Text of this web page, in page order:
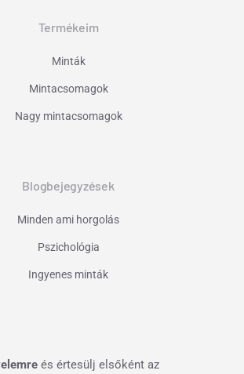
Termékeim
Minták
Mintacsomagok
Nagy mintacsomagok
Blogbejegyzések
Minden ami horgolás
Pszichológia
Ingyenes minták
és értesülj elsőként az